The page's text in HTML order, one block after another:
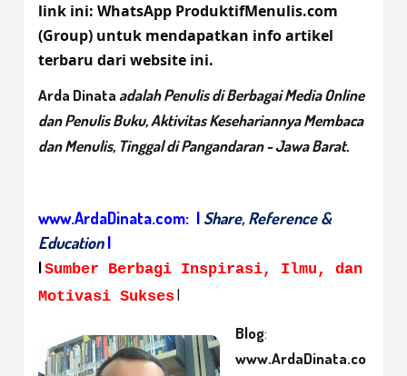
link ini: WhatsApp ProduktifMenulis.com
(Group) untuk mendapatkan info artikel
terbaru dari website ini.
Arda Dinataadalah Penulis di Berbagai Media Online
dan Penulis Buku, Aktivitas Kesehariannya Membaca
dan Menulis, Tinggal di Pangandaran - Jawa Barat.
www.ArdaDinata.com: | Share, Reference &
Education |
|Sumber Berbagi Inspirasi, Ilmu, dan
Motivasi Sukses|
Blog:
www.ArdaDinata.co